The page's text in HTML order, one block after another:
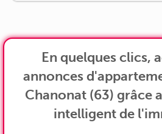
En quelques clics,
annonces
Chanonat (63) grâce
intelligent de